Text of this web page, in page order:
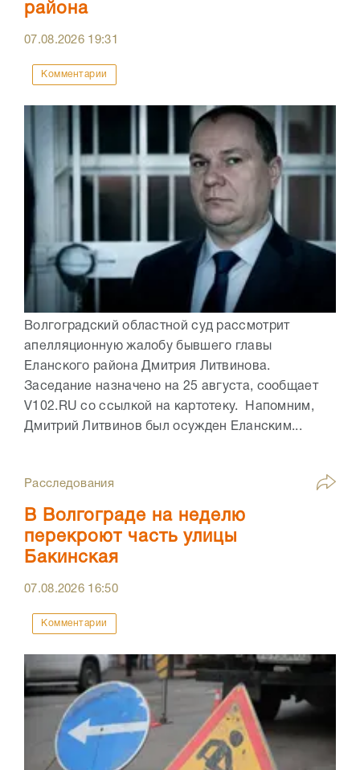
района
07.08.2026 19:31
Комментарии
Волгоградский областной суд рассмотрит
апелляционную жалобу бывшего главы
Еланского района Дмитрия Литвинова.
Заседание назначено на 25 августа, сообщает
V102.RU со ссылкой на картотеку. Напомним,
Дмитрий Литвинов был осужден Еланским...
Расследования
В Волгограде на неделю
перекроют часть улицы
Бакинская
07.08.2026 16:50
Комментарии